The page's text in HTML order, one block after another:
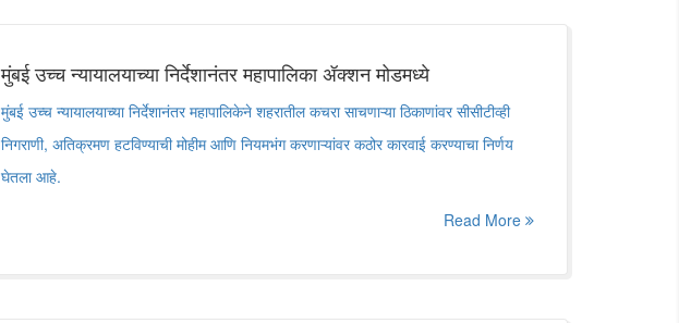
मुंबई उच्च न्यायालयाच्या निर्देशानंतर महापालिका ॲक्शन मोडमध्ये
मुंबई उच्च न्यायालयाच्या निर्देशानंतर महापालिकेने शहरातील कचरा साचणाऱ्या ठिकाणांवर सीसीटीव्ही
निगराणी, अतिक्रमण हटविण्याची मोहीम आणि नियमभंग करणाऱ्यांवर कठोर कारवाई करण्याचा निर्णय
घेतला आहे.
Read More